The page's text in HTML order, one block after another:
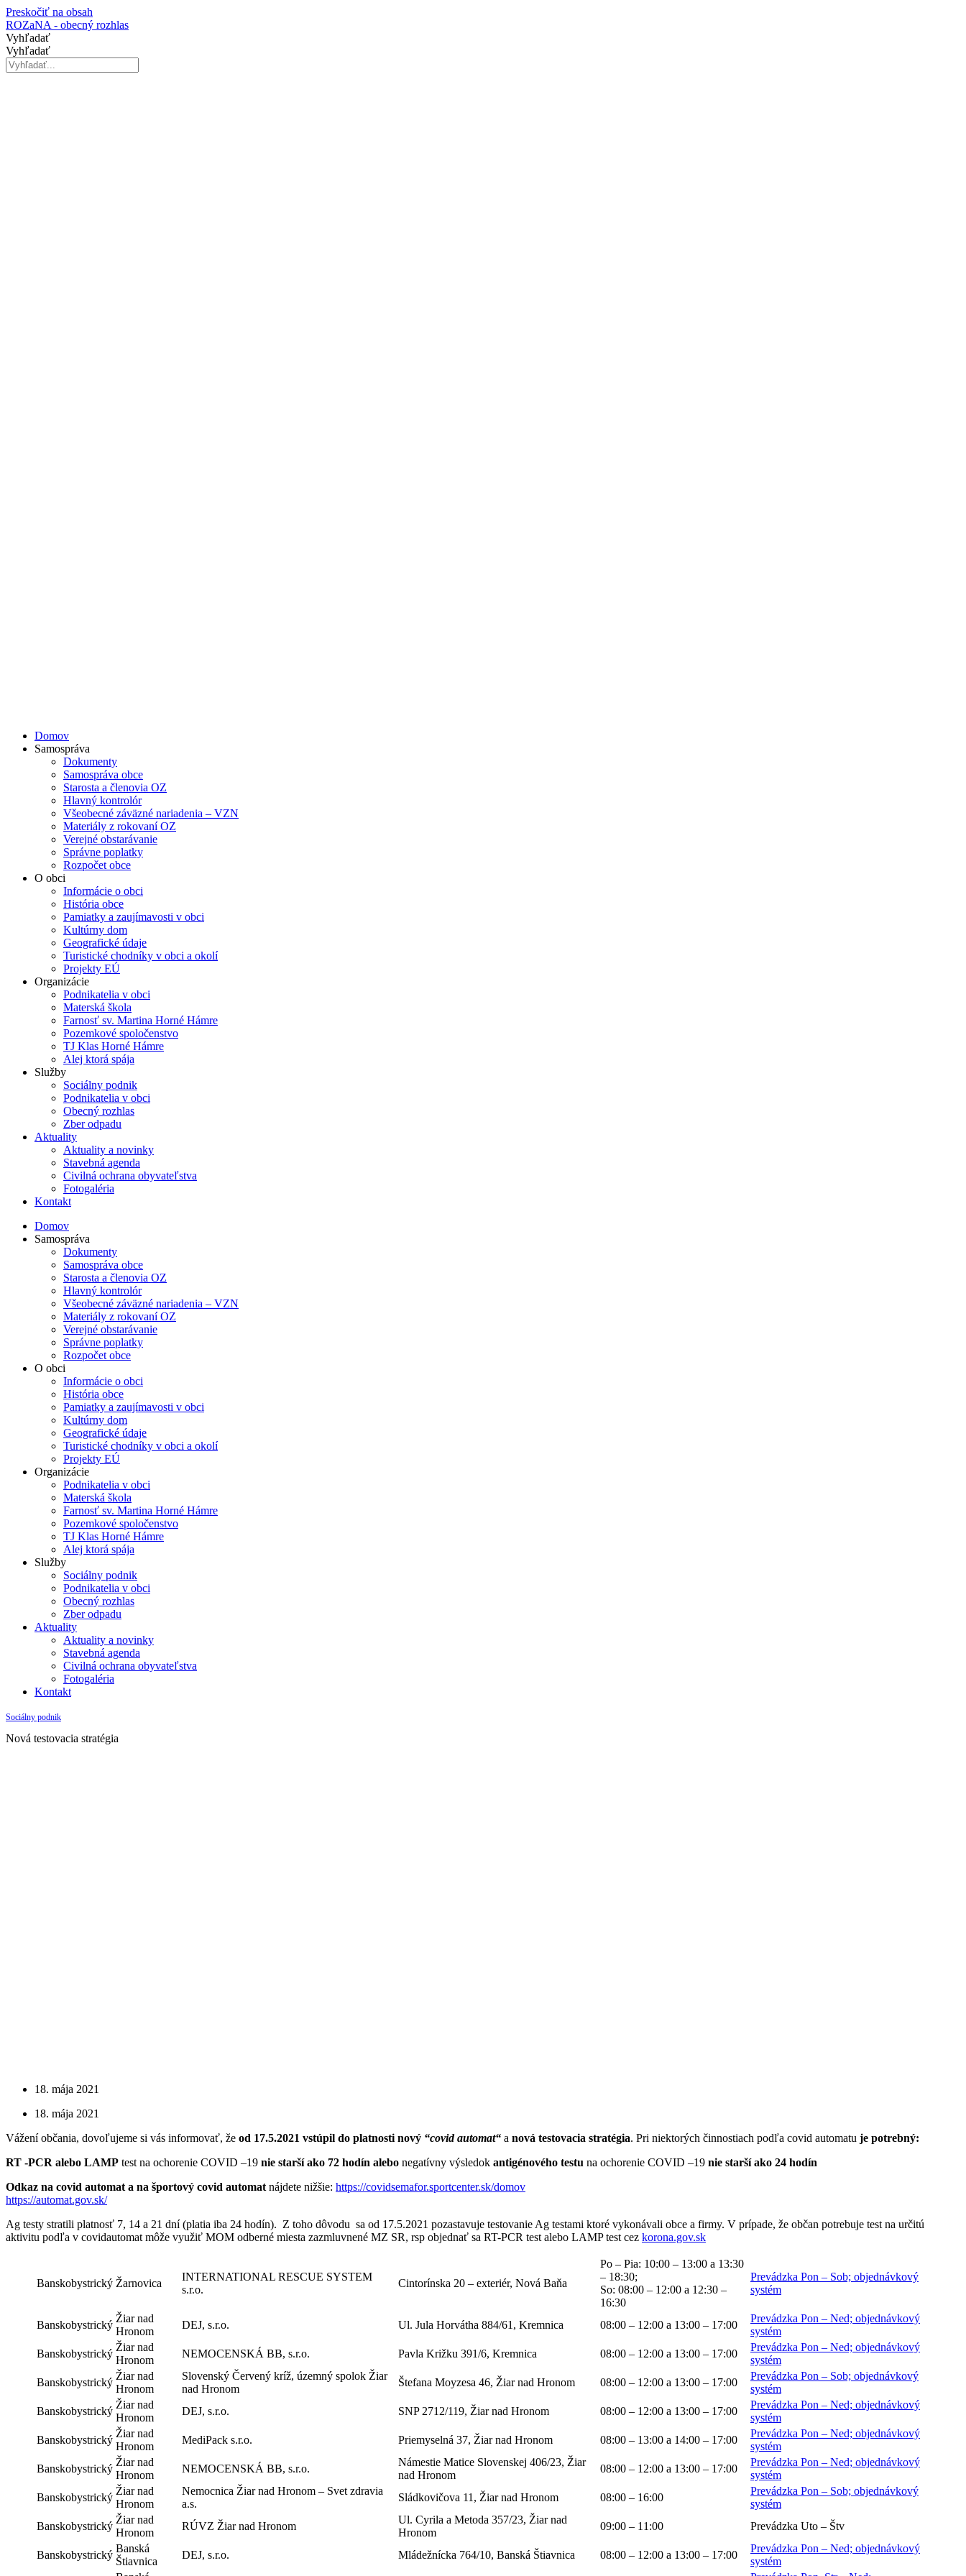
Preskočiť na obsah
ROZaNA - obecný rozhlas
Vyhľadať
Vyhľadať
Domov
Samospráva
Dokumenty
Samospráva obce
Starosta a členovia OZ
Hlavný kontrolór
Všeobecné záväzné nariadenia – VZN
Materiály z rokovaní OZ
Verejné obstarávanie
Správne poplatky
Rozpočet obce
O obci
Informácie o obci
História obce
Pamiatky a zaujímavosti v obci
Kultúrny dom
Geografické údaje
Turistické chodníky v obci a okolí
Projekty EÚ
Organizácie
Podnikatelia v obci
Materská škola
Farnosť sv. Martina Horné Hámre
Pozemkové spoločenstvo
TJ Klas Horné Hámre
Alej ktorá spája
Služby
Sociálny podnik
Podnikatelia v obci
Obecný rozhlas
Zber odpadu
Aktuality
Aktuality a novinky
Stavebná agenda
Civilná ochrana obyvateľstva
Fotogaléria
Kontakt
Domov
Samospráva
Dokumenty
Samospráva obce
Starosta a členovia OZ
Hlavný kontrolór
Všeobecné záväzné nariadenia – VZN
Materiály z rokovaní OZ
Verejné obstarávanie
Správne poplatky
Rozpočet obce
O obci
Informácie o obci
História obce
Pamiatky a zaujímavosti v obci
Kultúrny dom
Geografické údaje
Turistické chodníky v obci a okolí
Projekty EÚ
Organizácie
Podnikatelia v obci
Materská škola
Farnosť sv. Martina Horné Hámre
Pozemkové spoločenstvo
TJ Klas Horné Hámre
Alej ktorá spája
Služby
Sociálny podnik
Podnikatelia v obci
Obecný rozhlas
Zber odpadu
Aktuality
Aktuality a novinky
Stavebná agenda
Civilná ochrana obyvateľstva
Fotogaléria
Kontakt
Sociálny podnik
Nová testovacia stratégia
18. mája 2021
18. mája 2021
Vážení občania, dovoľujeme si vás informovať, že od 17.5.2021 vstúpil do platnosti nový “covid automat“ a nová testovacia stratégia. Pri niektorých činnostiach podľa covid automatu je potrebný:
RT -PCR alebo LAMP test na ochorenie COVID –19 nie starší ako 72 hodín alebo negatívny výsledok antigénového testu na ochorenie COVID –19 nie starší ako 24 hodín
Odkaz na covid automat a na športový covid automat nájdete nižšie: https://covidsemafor.sportcenter.sk/domov
https://automat.gov.sk/
Ag testy stratili platnosť 7, 14 a 21 dní (platia iba 24 hodín). Z toho dôvodu sa od 17.5.2021 pozastavuje testovanie Ag testami ktoré vykonávali obce a firmy. V prípade, že občan potrebuje test na určitú
aktivitu podľa v covidautomat môže využiť MOM odberné miesta zazmluvnené MZ SR, rsp objednať sa RT-PCR test alebo LAMP test cez korona.gov.sk
Banskobystrický Žarnovica
INTERNATIONAL RESCUE SYSTEM
s.r.o.
Cintorínska 20 – exteriér, Nová Baňa
Po – Pia: 10:00 – 13:00 a 13:30
– 18:30;
So: 08:00 – 12:00 a 12:30 –
16:30
Prevádzka Pon – Sob; objednávkový
systém
Banskobystrický
Žiar nad
Hronom
DEJ, s.r.o. Ul. Jula Horvátha 884/61, Kremnica 08:00 – 12:00 a 13:00 – 17:00
Prevádzka Pon – Ned; objednávkový
systém
Banskobystrický
Žiar nad
Hronom
NEMOCENSKÁ BB, s.r.o. Pavla Križku 391/6, Kremnica 08:00 – 12:00 a 13:00 – 17:00
Prevádzka Pon – Ned; objednávkový
systém
Banskobystrický
Žiar nad
Hronom
Slovenský Červený kríž, územný spolok Žiar
nad Hronom
Štefana Moyzesa 46, Žiar nad Hronom 08:00 – 12:00 a 13:00 – 17:00
Prevádzka Pon – Sob; objednávkový
systém
Banskobystrický
Žiar nad
Hronom
DEJ, s.r.o. SNP 2712/119, Žiar nad Hronom 08:00 – 12:00 a 13:00 – 17:00
Prevádzka Pon – Ned; objednávkový
systém
Banskobystrický
Žiar nad
Hronom
MediPack s.r.o. Priemyselná 37, Žiar nad Hronom 08:00 – 13:00 a 14:00 – 17:00
Prevádzka Pon – Ned; objednávkový
systém
Banskobystrický
Žiar nad
Hronom
NEMOCENSKÁ BB, s.r.o.
Námestie Matice Slovenskej 406/23, Žiar
nad Hronom
08:00 – 12:00 a 13:00 – 17:00
Prevádzka Pon – Ned; objednávkový
systém
Banskobystrický
Žiar nad
Hronom
Nemocnica Žiar nad Hronom – Svet zdravia
a.s.
Sládkovičova 11, Žiar nad Hronom 08:00 – 16:00
Prevádzka Pon – Sob; objednávkový
systém
Banskobystrický
Žiar nad
Hronom
RÚVZ Žiar nad Hronom
Ul. Cyrila a Metoda 357/23, Žiar nad
Hronom
09:00 – 11:00 Prevádzka Uto – Štv
Banskobystrický
Banská
Štiavnica
DEJ, s.r.o. Mládežnícka 764/10, Banská Štiavnica 08:00 – 12:00 a 13:00 – 17:00
Prevádzka Pon – Ned; objednávkový
systém